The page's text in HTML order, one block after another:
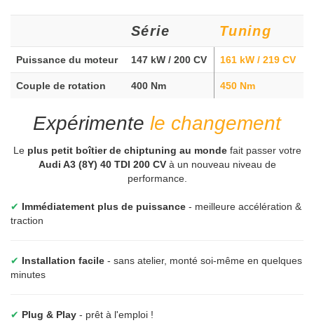
Série Tuning
Puissance du moteur 147 kW / 200 CV 161 kW / 219 CV
Couple de rotation 400 Nm 450 Nm
Expérimente le changement
Le plus petit boîtier de chiptuning au mondefait passer votre
Audi A3 (8Y) 40 TDI 200 CVà un nouveau niveau de
performance.
✔ Immédiatement plus de puissance - meilleure accélération &
traction
✔ Installation facile - sans atelier, monté soi-même en quelques
minutes
✔ Plug & Play - prêt à l'emploi !